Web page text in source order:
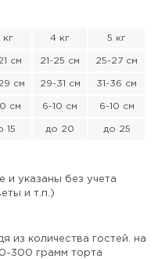
кг 4 кг 5 кг
см 21-25 см 25-27 см
см 29-31 см 31-36 см
см 6-10 см 6-10 см
15 до 20 до 25
и указаны без учета
и т.п.)
из количества гостей. на
300 грамм торта